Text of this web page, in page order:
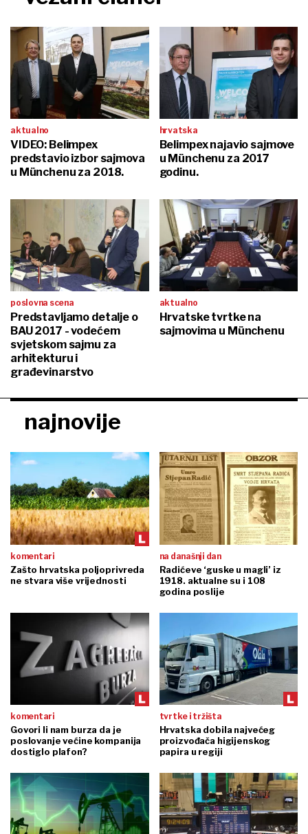
aktualno
VIDEO: Belimpex
predstavio izbor sajmova
u Münchenu za 2018.
hrvatska
Belimpex najavio sajmove
u Münchenu za 2017
godinu.
poslovna scena
Predstavljamo detalje o
BAU 2017 - vodećem
svjetskom sajmu za
arhitekturu i
građevinarstvo
aktualno
Hrvatske tvrtke na
sajmovima u Münchenu
najnovije
komentari
Zašto hrvatska poljoprivreda
ne stvara više vrijednosti
na današnji dan
Radićeve ‘guske u magli’ iz
1918. aktualne su i 108
godina poslije
komentari
Govori li nam burza da je
poslovanje većine kompanija
dostiglo plafon?
tvrtke i tržišta
Hrvatska dobila najvećeg
proizvođača higijenskog
papira u regiji